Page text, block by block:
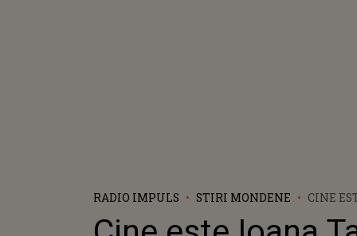
RADIO IMPULS STIRI MONDENE
CINE
ROBERT